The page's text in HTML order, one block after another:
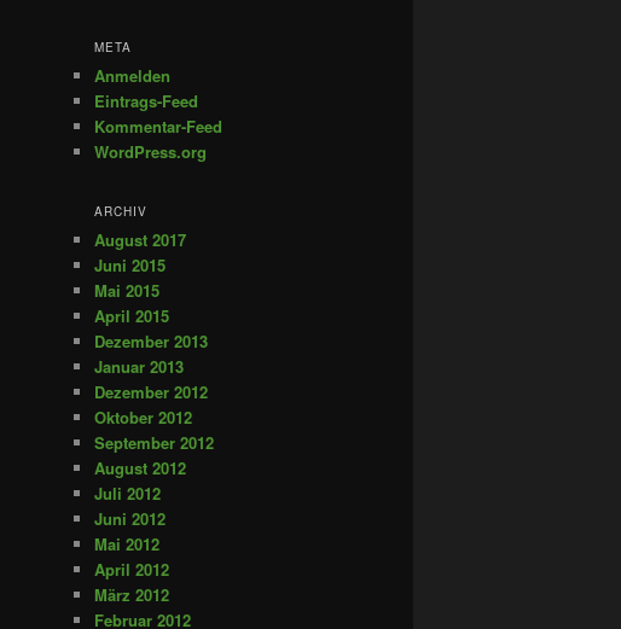
META
Anmelden
Eintrags-Feed
Kommentar-Feed
WordPress.org
ARCHIV
August 2017
Juni 2015
Mai 2015
April 2015
Dezember 2013
Januar 2013
Dezember 2012
Oktober 2012
September 2012
August 2012
Juli 2012
Juni 2012
Mai 2012
April 2012
März 2012
Februar 2012